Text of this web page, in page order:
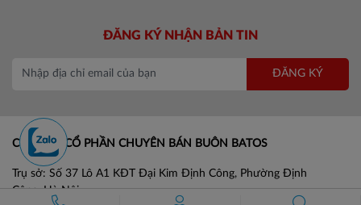
ĐĂNG KÝ NHẬN BẢN TIN
ĐĂNG KÝ
CÔNG TY CỔ PHẦN CHUYÊN BÁN BUÔN BATOS
Trụ sở: Số 37 Lô A1 KĐT Đại Kim Định Công, Phường Định
Công, Hà Nội.